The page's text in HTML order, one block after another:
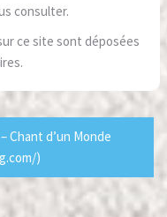
consulter.
ce site sont déposées
Chant d’un Monde
)